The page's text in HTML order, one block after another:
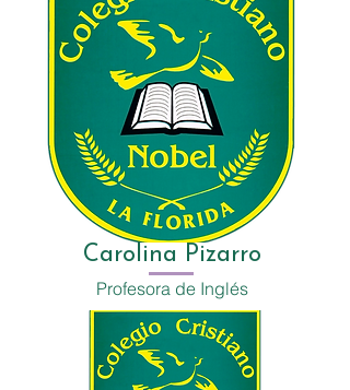
Carolina Pizarro
Profesora de Inglés